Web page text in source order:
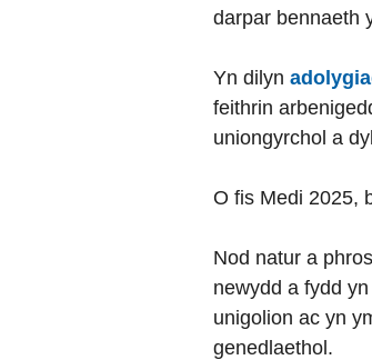
darpar bennaeth
Yn dilyn
feithrin
uniongyrchol a
O fis Medi 2025,
Nod natur a
newydd a fydd
unigolion ac yn
genedlaethol.